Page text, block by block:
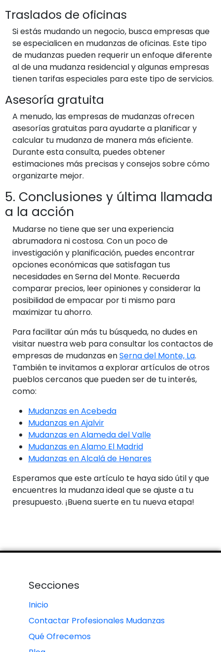
Traslados de oficinas
Si estás mudando un negocio, busca empresas que
se especialicen en mudanzas de oficinas. Este tipo
de mudanzas pueden requerir un enfoque diferente
al de una mudanza residencial y algunas empresas
tienen tarifas especiales para este tipo de servicios.
Asesoría gratuita
A menudo, las empresas de mudanzas ofrecen
asesorías gratuitas para ayudarte a planificar y
calcular tu mudanza de manera más eficiente.
Durante esta consulta, puedes obtener
estimaciones más precisas y consejos sobre cómo
organizarte mejor.
5. Conclusiones y última llamada
a la acción
Mudarse no tiene que ser una experiencia
abrumadora ni costosa. Con un poco de
investigación y planificación, puedes encontrar
opciones económicas que satisfagan tus
necesidades en Serna del Monte. Recuerda
comparar precios, leer opiniones y considerar la
posibilidad de empacar por ti mismo para
maximizar tu ahorro.
Para facilitar aún más tu búsqueda, no dudes en
visitar nuestra web para consultar los contactos de
empresas de mudanzas enSerna del Monte, La.
También te invitamos a explorar artículos de otros
pueblos cercanos que pueden ser de tu interés,
como:
Mudanzas en Acebeda
Mudanzas en Ajalvir
Mudanzas en Alameda del Valle
Mudanzas en Alamo El Madrid
Mudanzas en Alcalá de Henares
Esperamos que este artículo te haya sido útil y que
encuentres la mudanza ideal que se ajuste a tu
presupuesto. ¡Buena suerte en tu nueva etapa!
Secciones
Inicio
Contactar Profesionales Mudanzas
Qué Ofrecemos